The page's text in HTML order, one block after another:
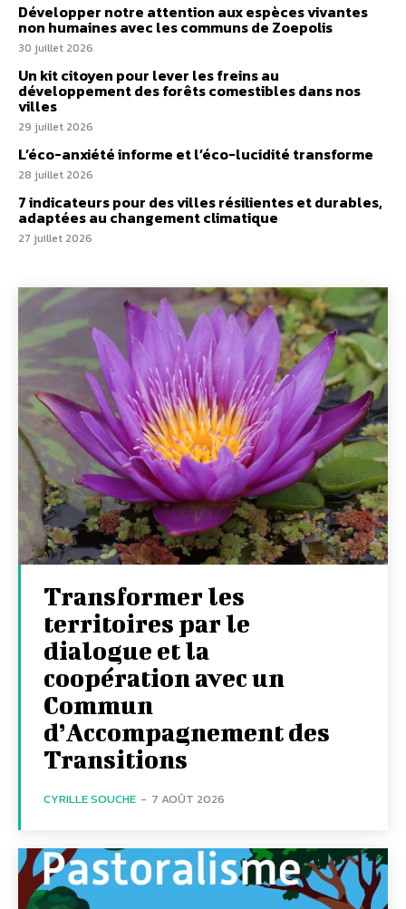
Développer notre attention aux espèces vivantes
non humaines avec les communs de Zoepolis
30 juillet 2026
Un kit citoyen pour lever les freins au
développement des forêts comestibles dans nos
villes
29 juillet 2026
L’éco-anxiété informe et l’éco-lucidité transforme
28 juillet 2026
7 indicateurs pour des villes résilientes et durables,
adaptées au changement climatique
27 juillet 2026
Transformer les
territoires par le
dialogue et la
coopération avec un
Commun
d’Accompagnement des
Transitions
CYRILLE SOUCHE - 7 AOÛT 2026